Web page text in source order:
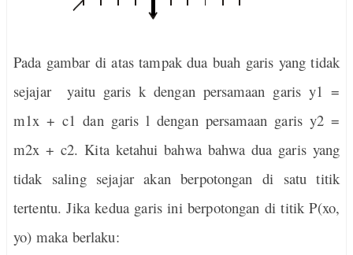
Pada gambar di atas tampak dua buah garis yang tidak
sejajar
yaitu garis k dengan persamaan garis y1 =
m1x + c1 dan garis l dengan persamaan garis y2 =
m2x + c2. Kita ketahui bahwa bahwa dua garis yang
tidak saling sejajar akan berpotongan di satu titik
tertentu. Jika kedua garis ini berpotongan di titik P(xo,
yo) maka berlaku: